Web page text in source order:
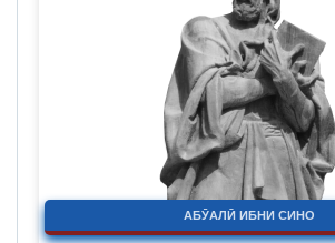
АБӮАЛӢ ИБНИ СИНО